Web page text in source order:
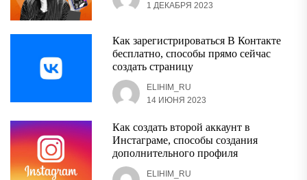
1 ДЕКАБРЯ 2023
Как зарегистрироваться В Контакте
бесплатно, способы прямо сейчас
создать страницу
ELIHIM_RU
14 ИЮНЯ 2023
Как создать второй аккаунт в
Инстаграме, способы создания
дополнительного профиля
ELIHIM_RU